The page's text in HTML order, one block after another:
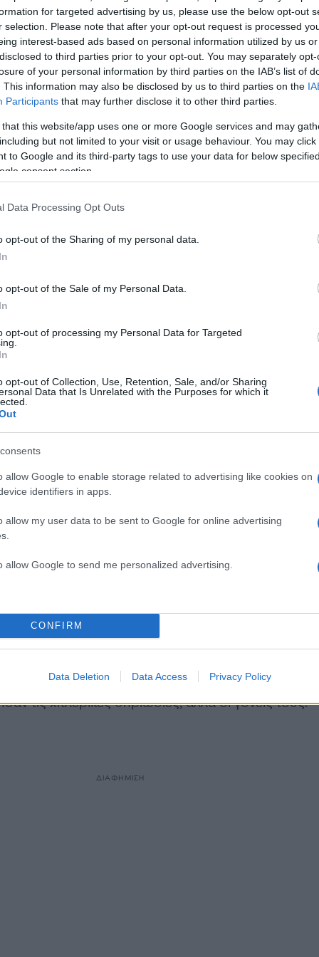
for targeted advertising by us, please use the below opt-out
selection. Please note that after your opt-out request is processed
interest-based ads based on personal information utilized by us
to third parties prior to your opt-out. You may separately
of your personal information by third parties on the IAB’s list of
This information may also be disclosed by us to third parties on the
Participants that may further disclose it to other third parties.
that this website/app uses one or more Google services and may
but not limited to your visit or usage behaviour. You may
to Google and its third-party tags to use your data for below
consent section.
Data Processing Opt Outs
opt-out of the Sharing of my personal data.
opt-out of the Sale of my Personal Data.
opt-out of processing my Personal Data for Targeted
opt-out of Collection, Use, Retention, Sale, and/or Sharing
Data that Is Unrelated with the Purposes for which it
allow Google to enable storage related to advertising like cookies on
identifiers in apps.
allow my user data to be sent to Google for online advertising
allow Google to send me personalized advertising.
CONFIRM
Data Deletion Data Access Privacy Policy
τις δικές τους εμπειρίες, βασικά αποκτούν τις
εμπειρίες των μητέρων τους. Μάλιστα, αυτές
την μητέρα εμπειρίες διαρκούν πολύ χρόνο, ενώ οι
νηπιακή ηλικία, εξαφανίζονται γρήγορα, αν δεν
δήλωσε ο Ντέμπιεκ.
σε θηλυκούς αρουραίους, οι επιστήμονες
συγκεκριμένες οσμές πριν την εγκυμοσύνη τους.
οι ερευνητές εξέθεσαν τις μητέρες στις ίδιες
διατηρήσει μια ενστικτώδη αντίδραση φόβου
που μύριζαν τις συγκεκριμένες οσμές. Όταν, στη
αρουραίων εκτέθηκαν στις ίδιες οσμές, αυτά
χορήγησαν στους νεογέννητους αρουραίους μια
τη δραστηριότητα στην εγκεφαλική περιοχή της
πειραματόζωα έπαψαν πλέον να μαθαίνουν τον
να βρεθούν τρόποι φαρμακευτικής παρέμβασης,
παιδιά να μην μαθαίνουν πια τους γονεϊκούς
φόβων να είναι μικρότερη.
να συσσωρεύσει νέες γνώσεις για το «κύκλωμα»
δίνοντας παράλληλα αυξημένες ελπίδες ότι
φοβιών. Προς το παρόν, έχει αποδειχτεί ότι στους
της μητέρας λειτουργεί με ηρεμιστικό τρόπο για
να αποδειχτεί ότι ισχύει το αντίστροφο, ότι
ο Ντέμπιεκ επεσήμανε -και από προσωπική
φόβους και τραυματικές ‘αναμνήσεις», παρόλο
τις χιτλερικές θηριωδίες, αλλά οι γονείς τους.
ΔΙΑΦΗΜΙΣΗ